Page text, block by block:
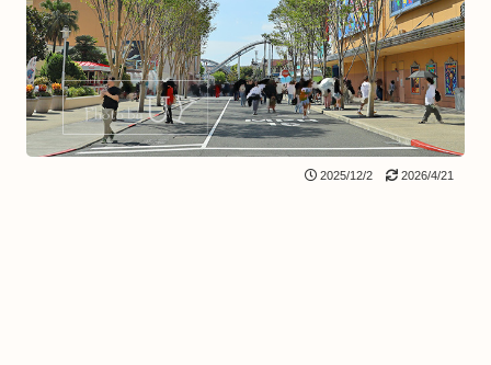
2025/12/2 2026/4/21